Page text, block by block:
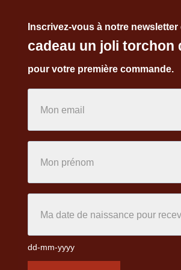
Inscrivez-vous à notre
cadeau un joli torchon
pour votre première commande.
dd-mm-yyyy